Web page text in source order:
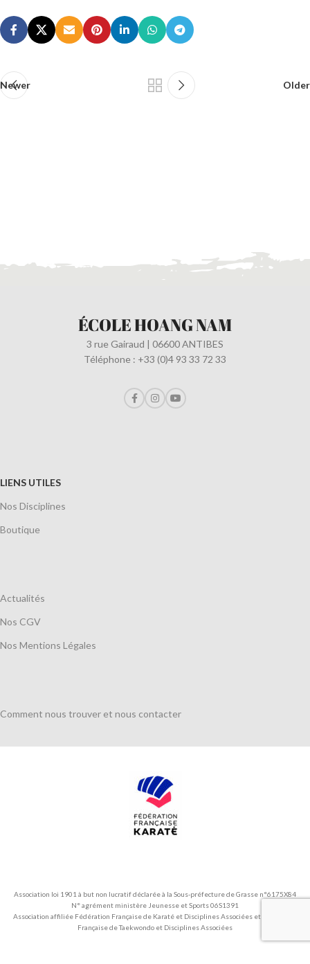
Newer Older
ÉCOLE HOANG NAM
3 rue Gairaud | 06600 ANTIBES
Téléphone : +33 (0)4 93 33 72 33
LIENS UTILES
Nos Disciplines
Boutique
Actualités
Nos CGV
Nos Mentions Légales
Comment nous trouver et nous contacter
Association loi 1901 à but non lucratif déclarée à la Sous-préfecture de Grasse n°6175X84
N° agrément ministère Jeunesse et Sports 06S1391
Association affiliée Fédération Française de Karaté et Disciplines Associées et Fédération
Française de Taekwondo et Disciplines Associées